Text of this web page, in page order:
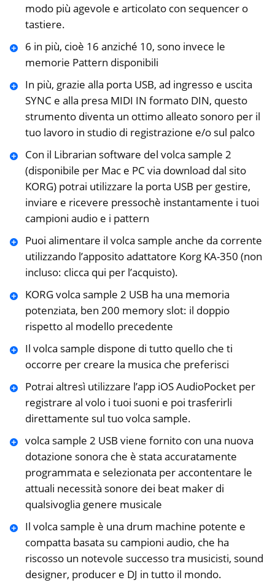
modo più agevole e articolato con sequencer o
tastiere.
6 in più, cioè 16 anziché 10, sono invece le
memorie Pattern disponibili
In più, grazie alla porta USB, ad ingresso e uscita
SYNC e alla presa MIDI IN formato DIN, questo
strumento diventa un ottimo alleato sonoro per il
tuo lavoro in studio di registrazione e/o sul palco
Con il Librarian software del volca sample 2
(disponibile per Mac e PC via download dal sito
KORG) potrai utilizzare la porta USB per gestire,
inviare e ricevere pressochè instantamente i tuoi
campioni audio e i pattern
Puoi alimentare il volca sample anche da corrente
utilizzando l’apposito adattatore Korg KA-350 (non
incluso: clicca qui per l’acquisto).
KORG volca sample 2 USB ha una memoria
potenziata, ben 200 memory slot: il doppio
rispetto al modello precedente
Il volca sample dispone di tutto quello che ti
occorre per creare la musica che preferisci
Potrai altresì utilizzare l’app iOS AudioPocket per
registrare al volo i tuoi suoni e poi trasferirli
direttamente sul tuo volca sample.
volca sample 2 USB viene fornito con una nuova
dotazione sonora che è stata accuratamente
programmata e selezionata per accontentare le
attuali necessità sonore dei beat maker di
qualsivoglia genere musicale
Il volca sample è una drum machine potente e
compatta basata su campioni audio, che ha
riscosso un notevole successo tra musicisti, sound
designer, producer e DJ in tutto il mondo.